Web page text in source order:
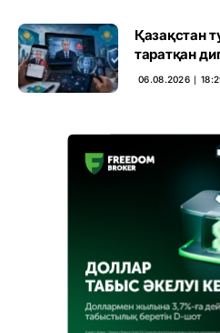
Қазақстан
таратқан
06.08.2026 ∣